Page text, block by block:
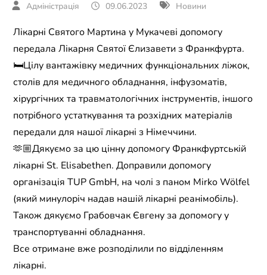
09.06.2023 Новини
Лікарні Святого Мартина у Мукачеві допомогу
передала Лікарня Святої Єлизавети з Франкфурта.
🛏Цілу вантажівку медичних функціональних ліжок,
столів для медичного обладнання, інфузоматів,
хірургічних та травматологічних інструментів, іншого
потрібного устаткування та розхідних матеріалів
передали для нашої лікарні з Німеччини.
🫶🏼Дякуємо за цю цінну допомогу Франкфуртській
лікарні St. Elisabethen. Доправили допомогу
організація TUP GmbH, на чолі з паном Mirko Wölfel
(який минулоріч надав нашій лікарні реанімобіль).
Також дякуємо Грабовчак Євгену за допомогу у
транспортуванні обладнання.
Все отримане вже розподілили по відділенням
лікарні.